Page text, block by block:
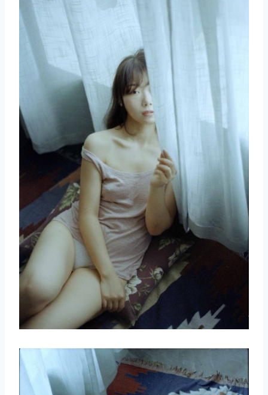
取消 搜索